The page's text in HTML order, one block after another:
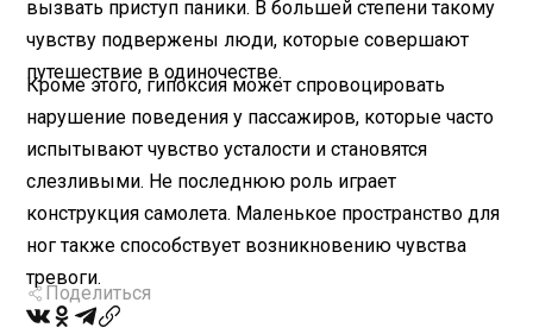
вызвать приступ паники. В большей степени такому
чувству подвержены люди, которые совершают
путешествие в одиночестве.
Кроме этого, гипоксия может спровоцировать
нарушение поведения у пассажиров, которые часто
испытывают чувство усталости и становятся
слезливыми. Не последнюю роль играет
конструкция самолета. Маленькое пространство для
ног также способствует возникновению чувства
тревоги.
Поделиться